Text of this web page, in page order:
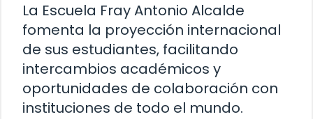
La Escuela Fray Antonio Alcalde
fomenta la proyección internacional
de sus estudiantes, facilitando
intercambios académicos y
oportunidades de colaboración con
instituciones de todo el mundo.